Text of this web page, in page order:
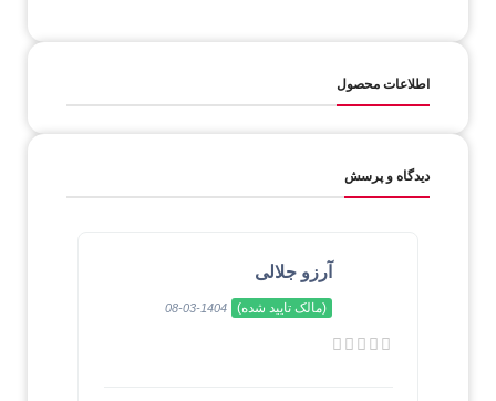
اطلاعات محصول
دیدگاه و پرسش
آرزو جلالی
(مالک تایید شده) 1404-03-08